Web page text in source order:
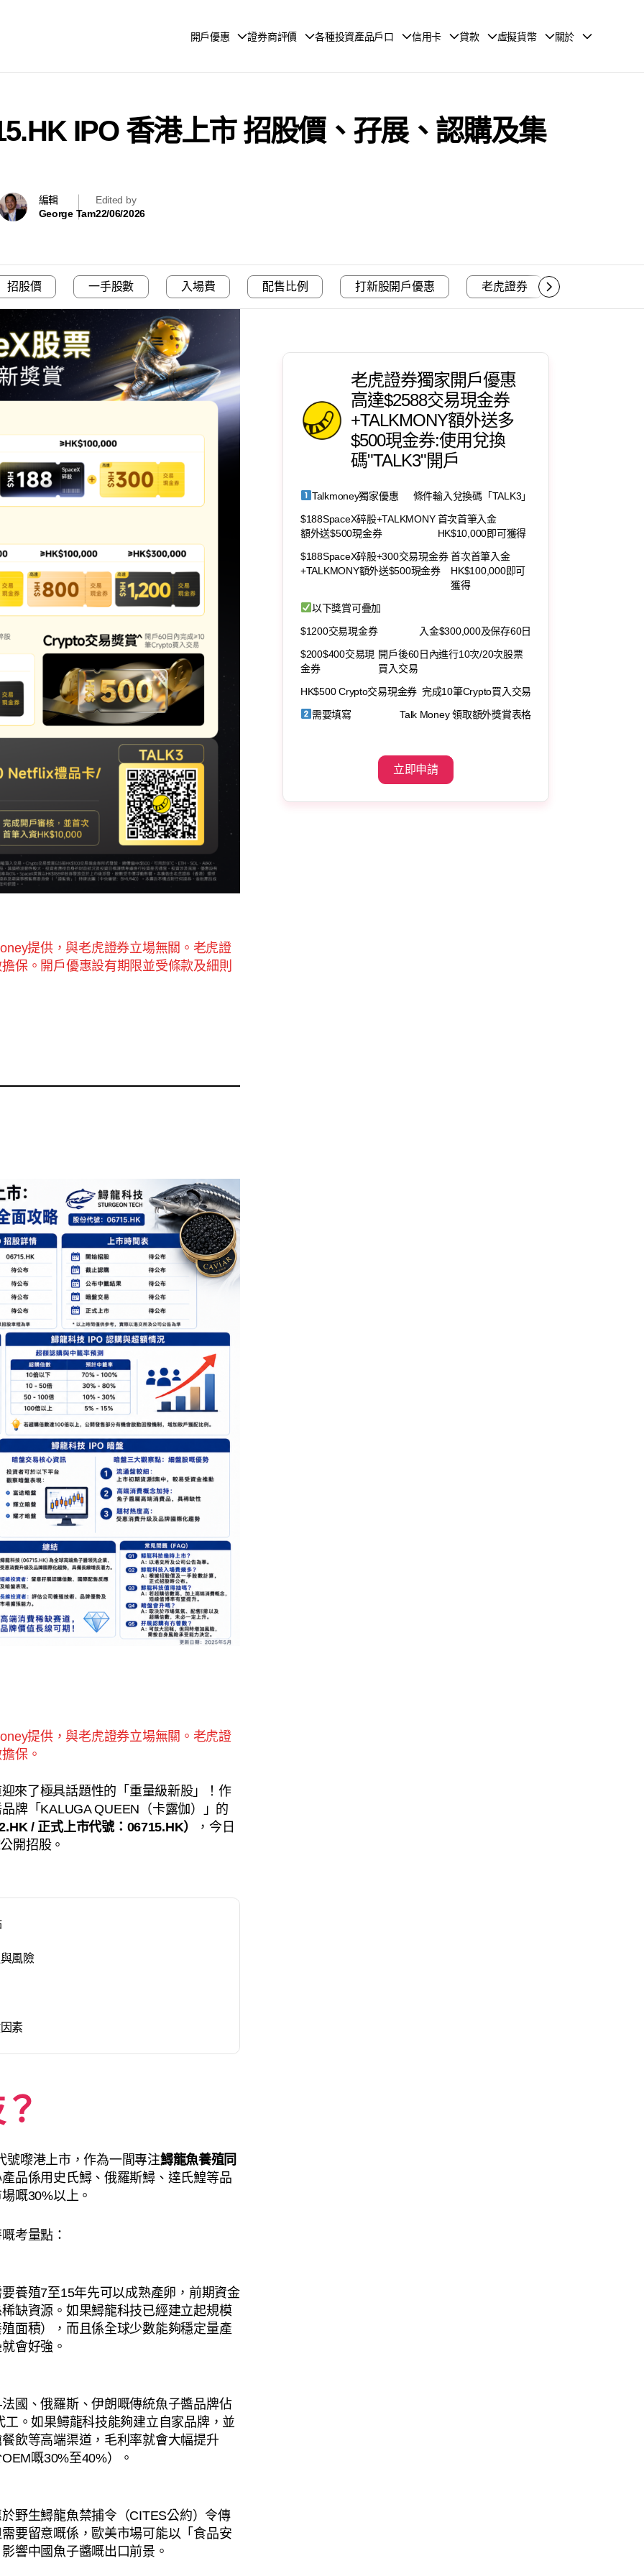
開戶優惠 證券商評價 各種投資產品戶口 信用卡 貸款 虛擬貨幣 關於
IPO 香港上市 招股價、孖展、認購及集
編輯
George Tam
Edited by
22/06/2026
招股價 一手股數 入場費 配售比例 打新股開戶優惠 老虎證券
提供，與老虎證券立場無關。老虎證
保。開戶優惠設有期限並受條款及細則
提供，與老虎證券立場無關。老虎證
保。
來了極具話題性的「重量級新股」！作
牌「KALUGA QUEEN（卡露伽）」的
/ 正式上市代號：06715.HK）
，今日
開招股。
風險
素
號嚟港上市，作為一間專注鱘龍魚養殖同
品係用史氏鱘、俄羅斯鱘、達氏鰉等品
嘅30%以上。
考量點：
養殖7至15年先可以成熟產卵，前期資金
缺資源。如果鱘龍科技已經建立起規模
面積），而且係全球少數能夠穩定量產
會好強。
國、俄羅斯、伊朗嘅傳統魚子醬品牌佔
。如果鱘龍科技能夠建立自家品牌，並
飲等高端渠道，毛利率就會大幅提升
嘅30%至40%）。
野生鱘龍魚禁捕令（CITES公約）令傳
要留意嘅係，歐美市場可能以「食品安
響中國魚子醬嘅出口前景。
老虎證券獨家開戶優惠
高達$2588交易現金券
+TALKMONY額外送多
$500現金券:使用兌換
碼"TALK3"開戶
Talkmoney獨家優惠
條件輸入兌換碼「TALK3」
$188SpaceX碎股+TALKMONY
額外送$500現金券
首次首筆入金
HK$10,000即可獲得
$188SpaceX碎股+300交易現金券
+TALKMONY額外送$500現金券
首次首筆入金
HK$100,000即可
獲得
以下獎賞可疊加
$1200交易現金券
入金$300,000及保存60日
$200$400交易現
金券
開戶後60日內進行10次/20次股票
買入交易
HK$500 Crypto交易現金券 完成10筆Crypto買入交易
需要填寫
Talk Money 領取額外獎賞表格
立即申請